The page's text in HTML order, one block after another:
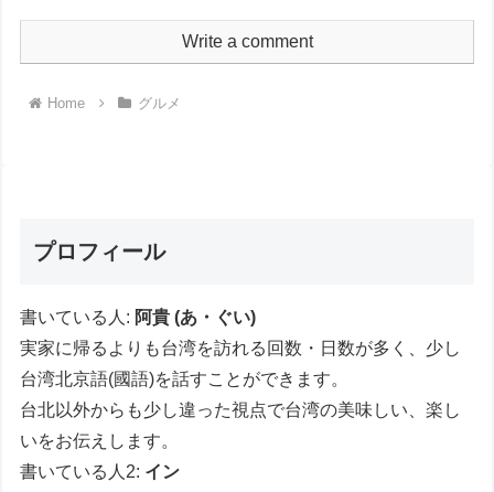
Write a comment
Home グルメ
プロフィール
書いている人: 阿貴 (あ・ぐい)
実家に帰るよりも台湾を訪れる回数・日数が多く、少し
台湾北京語(國語)を話すことができます。
台北以外からも少し違った視点で台湾の美味しい、楽し
いをお伝えします。
書いている人2: イン